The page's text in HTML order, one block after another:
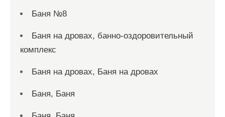
Баня №8
Баня на дровах, банно-оздоровительный
комплекс
Баня на дровах, Баня на дровах
Баня, Баня